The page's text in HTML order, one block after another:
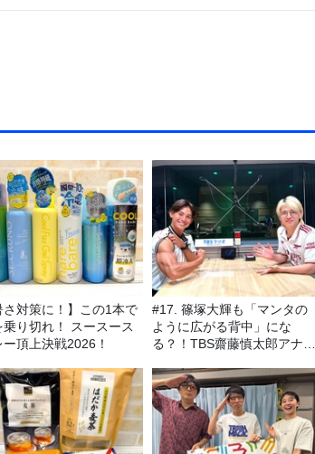
さ対策に！】この1本で
乗り切れ！ スースース
ー頂上決戦2026！
#17. 篠塚大輝も「マンタの
ように広がる背中」にな
る？！TBS齋藤慎太郎アナに
力！！